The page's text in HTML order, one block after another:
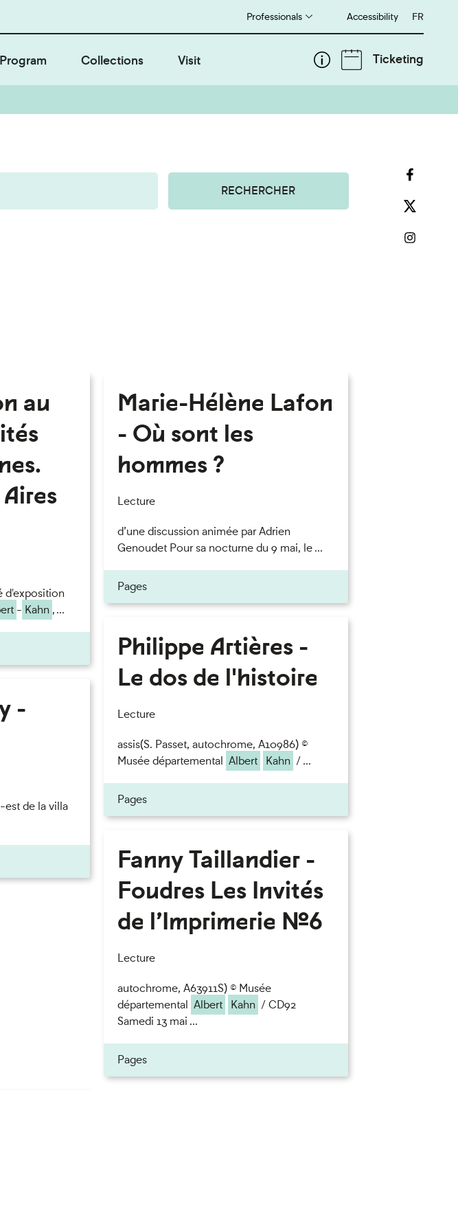
Professionals Accessibility Français
FR
Program Collections Visit Ticketing
RECHERCHER
au
d'exposition
- Kahn , ...
-
de la villa
Marie-Hélène Lafon
- Où sont les
hommes ?
Lecture
d’une discussion animée par Adrien
Genoudet Pour sa nocturne du 9 mai, le ...
Pages
Philippe Artières -
Le dos de l'histoire
Lecture
assis(S. Passet, autochrome, A10986) ©
Musée départemental Albert Kahn / ...
Pages
Fanny Taillandier -
Foudres Les Invités
de l’Imprimerie n°6
Lecture
autochrome, A63911S) © Musée
départemental Albert Kahn / CD92
Samedi 13 mai ...
Pages